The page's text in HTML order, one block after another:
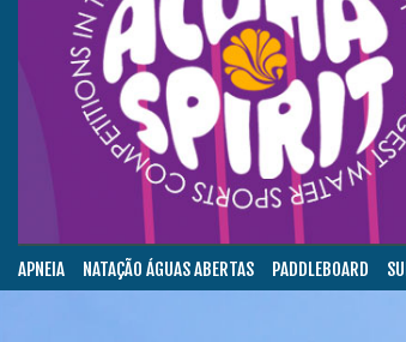
APNEIA NATAÇÃO ÁGUAS ABERTAS PADDLEBOARD